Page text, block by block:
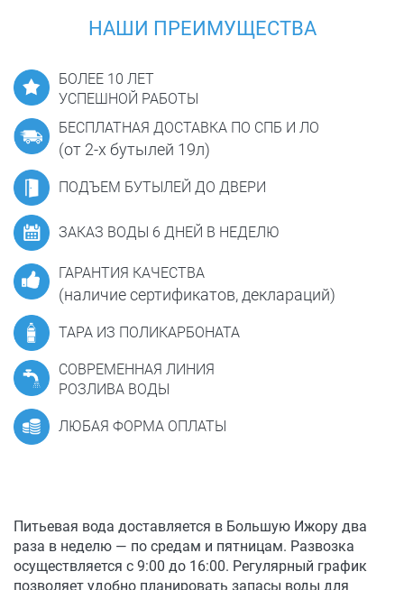
НАШИ ПРЕИМУЩЕСТВА
БОЛЕЕ 10 ЛЕТ
УСПЕШНОЙ РАБОТЫ
БЕСПЛАТНАЯ ДОСТАВКА ПО СПБ И ЛО
(от 2-х бутылей 19л)
ПОДЪЕМ БУТЫЛЕЙ ДО ДВЕРИ
ЗАКАЗ ВОДЫ 6 ДНЕЙ В НЕДЕЛЮ
ГАРАНТИЯ КАЧЕСТВА
(наличие сертификатов, деклараций)
ТАРА ИЗ ПОЛИКАРБОНАТА
СОВРЕМЕННАЯ ЛИНИЯ
РОЗЛИВА ВОДЫ
ЛЮБАЯ ФОРМА ОПЛАТЫ
Питьевая вода доставляется в Большую Ижору два
раза в неделю — по средам и пятницам. Развозка
осуществляется с 9:00 до 16:00. Регулярный график
позволяет удобно планировать запасы воды для